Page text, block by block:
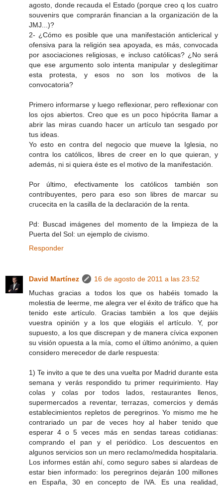
agosto, donde recauda el Estado (porque creo q los cuatro
souvenirs que comprarán financian a la organización de la
JMJ...)?
2- ¿Cómo es posible que una manifestación anticlerical y
ofensiva para la religión sea apoyada, es más, convocada
por asociaciones religiosas, e incluso católicas? ¿No será
que ese argumento solo intenta manipular y deslegitimar
esta protesta, y esos no son los motivos de la
convocatoria?
Primero informarse y luego reflexionar, pero reflexionar con
los ojos abiertos. Creo que es un poco hipócrita llamar a
abrir las miras cuando hacer un artículo tan sesgado por
tus ideas.
Yo esto en contra del negocio que mueve la Iglesia, no
contra los católicos, libres de creer en lo que quieran, y
además, ni si quiera éste es el motivo de la manifestación.
Por último, efectivamente los católicos también son
contribuyentes, pero para eso son libres de marcar su
crucecita en la casilla de la declaración de la renta.
Pd: Buscad imágenes del momento de la limpieza de la
Puerta del Sol: un ejemplo de civismo.
Responder
David Martínez
16 de agosto de 2011 a las 23:52
Muchas gracias a todos los que os habéis tomado la
molestia de leerme, me alegra ver el éxito de tráfico que ha
tenido este artículo. Gracias también a los que dejáis
vuestra opinión y a los que elogiáis el artículo. Y, por
supuesto, a los que discrepan y de manera cívica exponen
su visión opuesta a la mía, como el último anónimo, a quien
considero merecedor de darle respuesta:
1) Te invito a que te des una vuelta por Madrid durante esta
semana y verás respondido tu primer requirimiento. Hay
colas y colas por todos lados, restaurantes llenos,
supermercados a reventar, terrazas, comercios y demás
establecimientos repletos de peregrinos. Yo mismo me he
contrariado un par de veces hoy al haber tenido que
esperar 4 o 5 veces más en sendas tareas cotidianas:
comprando el pan y el periódico. Los descuentos en
algunos servicios son un mero reclamo/medida hospitalaria.
Los informes están ahí, como seguro sabes si alardeas de
estar bien informado: los peregrinos dejarán 100 millones
en España, 30 en concepto de IVA. Es una realidad,